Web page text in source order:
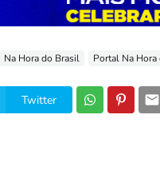
Na Hora do Brasil Portal Na
Twitter